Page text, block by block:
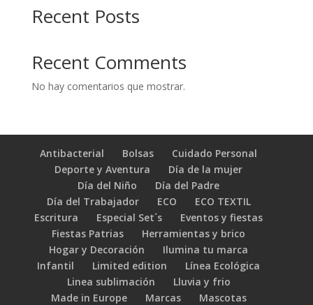
Recent Posts
Recent Comments
No hay comentarios que mostrar.
Antibacterial Bolsas
Cuidado Personal
Deporte y Aventura
Día de la mujer
Día del Niño
Día del Padre
Día del Trabajador
ECO
ECO TEXTIL
Escritura
Especial Set´s
Eventos y fiestas
Fiestas Patrias
Herramientas y brico
Hogar y Decoración
Ilumina tu marca
Infantil
Limited edition
Línea Ecológica
Linea sublimación
Lluvia y frio
Made in Europe
Marcas
Mascotas